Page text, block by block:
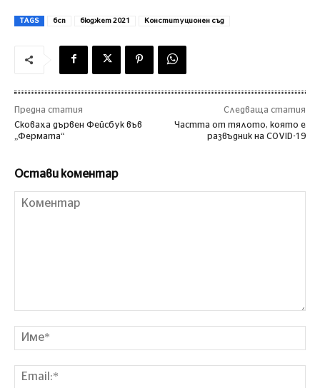
TAGS бсп бюджет 2021 Конституционен съд
Предна статия
Сковаха дървен Фейсбук във
„Фермата“
Следваща статия
Частта от тялото, която е
развъдник на COVID-19
Остави коментар